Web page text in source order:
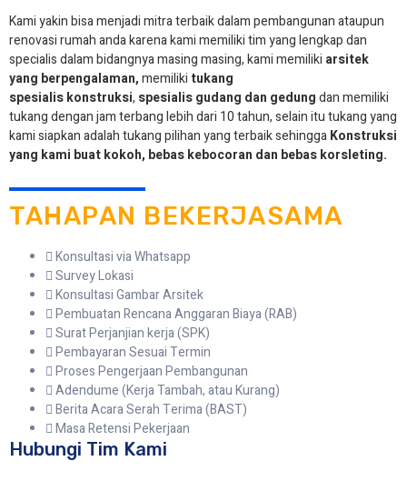
Kami yakin bisa menjadi mitra terbaik dalam pembangunan ataupun
renovasi rumah anda karena kami memiliki tim yang lengkap dan
specialis dalam bidangnya masing masing, kami memiliki arsitek
yang berpengalaman,memiliki tukang
spesialiskonstruksi, spesialis gudang dan gedungdan memiliki
tukang dengan jam terbang lebih dari 10 tahun, selain itu tukang yang
kami siapkan adalah tukang pilihan yang terbaik sehinggaKonstruksi
yang kami buat kokoh, bebas kebocoran dan bebas korsleting.
TAHAPAN BEKERJASAMA
Konsultasi via Whatsapp
Survey Lokasi
Konsultasi Gambar Arsitek
Pembuatan Rencana Anggaran Biaya (RAB)
Surat Perjanjian kerja (SPK)
Pembayaran Sesuai Termin
Proses Pengerjaan Pembangunan
Adendume (Kerja Tambah, atau Kurang)
Berita Acara Serah Terima (BAST)
Masa Retensi Pekerjaan
Hubungi Tim Kami